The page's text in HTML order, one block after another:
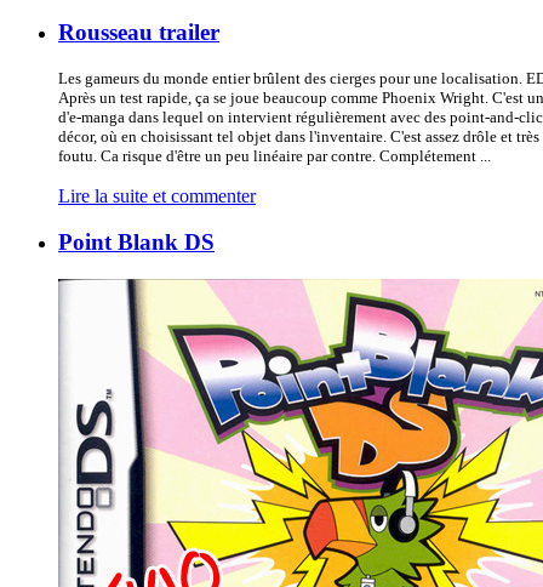
Rousseau trailer
Les gameurs du monde entier brûlent des cierges pour une localisation.
Après un test rapide, ça se joue beaucoup comme Phoenix Wright. C'est
d'e-manga dans lequel on intervient régulièrement avec des point-and-
décor, où en choisissant tel objet dans l'inventaire. C'est assez drôle et
foutu. Ca risque d'être un peu linéaire par contre. Complétement ...
Lire la suite et commenter
Point Blank DS